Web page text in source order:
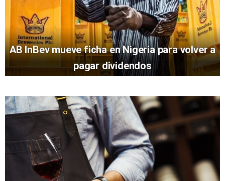
AB InBev mueve ficha en Nigeria para volver a
pagar dividendos